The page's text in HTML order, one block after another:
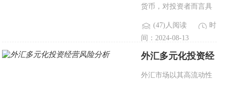
货币，对投资者而言具
有重要的吸引力。然
而，投资美元也伴随着
一定的风险，这些风险
显著影响。本文将探讨
(47)人阅读
时
间：2024-08-13
外汇多元化投资经
外汇市场以其高流动性